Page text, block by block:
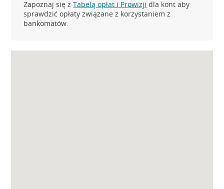
Zapoznaj się zTabelą opłat i Prowizji dla kont aby
sprawdzić opłaty związane z korzystaniem z
bankomatów.